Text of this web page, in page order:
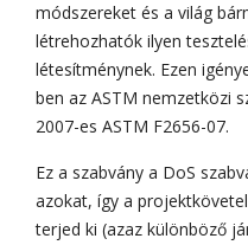
módszereket és a világ
létrehozhatók ilyen
létesítménynek. Ezen
ben az ASTM nemzetközi
2007-es ASTM F2656-07.
Ez a szabvány a DoS
azokat, így a
terjed ki (azaz különböző